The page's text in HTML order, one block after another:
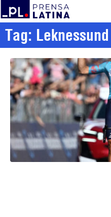
Tag: Leknessund